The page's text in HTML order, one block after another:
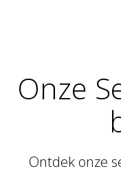
Onze
Ontdek onze